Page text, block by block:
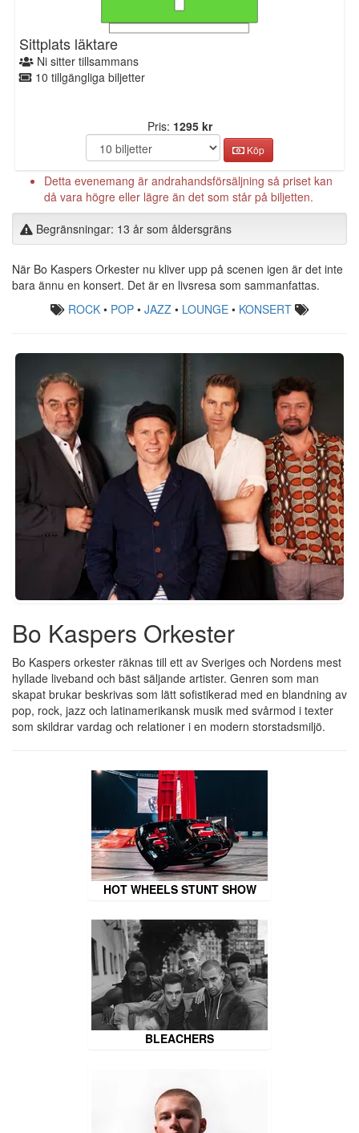
Sittplats läktare
Ni sitter tillsammans
10 tillgängliga biljetter
Pris: 1295 kr
Köp
Detta evenemang är andrahandsförsäljning så priset kan
då vara högre eller lägre än det som står på biljetten.
Begränsningar: 13 år som åldersgräns
När Bo Kaspers Orkester nu kliver upp på scenen igen är det inte
bara ännu en konsert. Det är en livsresa som sammanfattas.
ROCK• POP• JAZZ• LOUNGE• KONSERT
Bo Kaspers Orkester
Bo Kaspers orkester räknas till ett av Sveriges och Nordens mest
hyllade liveband och bäst säljande artister. Genren som man
skapat brukar beskrivas som lätt sofistikerad med en blandning av
pop, rock, jazz och latinamerikansk musik med svårmod i texter
som skildrar vardag och relationer i en modern storstadsmiljö.
HOT WHEELS STUNT SHOW
BLEACHERS